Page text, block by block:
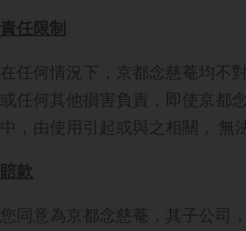
責任限制
在任何情況下，京都念慈菴均不
或任何其他損害負責，即使京都
中，由使用引起或與之相關， 無
賠款
您同意為京都念慈菴，其子公司